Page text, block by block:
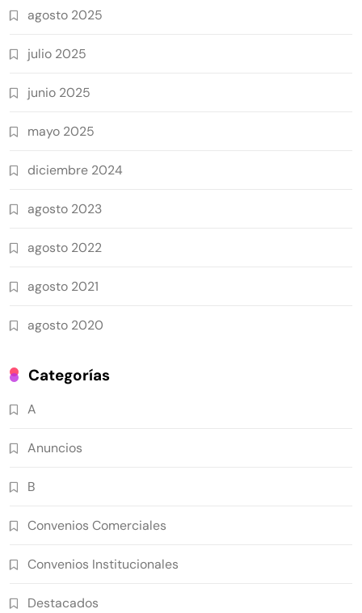
agosto 2025
julio 2025
junio 2025
mayo 2025
diciembre 2024
agosto 2023
agosto 2022
agosto 2021
agosto 2020
Categorías
A
Anuncios
B
Convenios Comerciales
Convenios Institucionales
Destacados